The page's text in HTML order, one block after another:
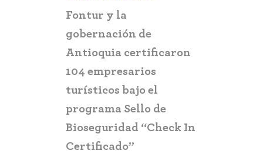
de
certificaron
empresarios
bajo el
Sello de
“Check In
RIOHACHA
Fontur aliado
estratégico en la
promoción de Riohacha
Contactenos aquí